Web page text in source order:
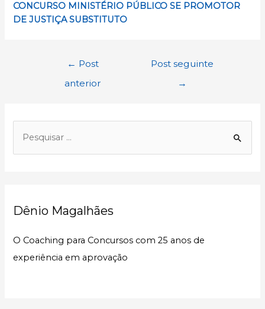
CONCURSO MINISTÉRIO PÚBLICO SE PROMOTOR
DE JUSTIÇA SUBSTITUTO
Navegação
← Post
anterior
Post seguinte
→
iDênio Magalhães
O Coaching para Concursos com 25 anos de
experiência em aprovação